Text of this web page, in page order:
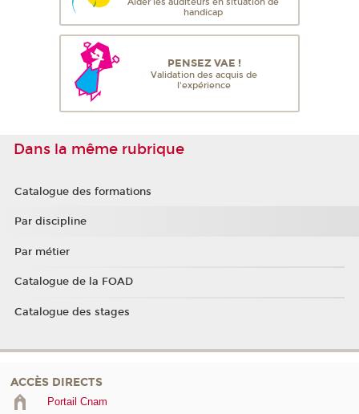
handicap
PENSEZ VAE !
Validation des acquis de
l'expérience
Dans la même rubrique
Catalogue des formations
Par discipline
Par métier
Catalogue de la FOAD
Catalogue des stages
ACCÈS DIRECTS
Portail Cnam